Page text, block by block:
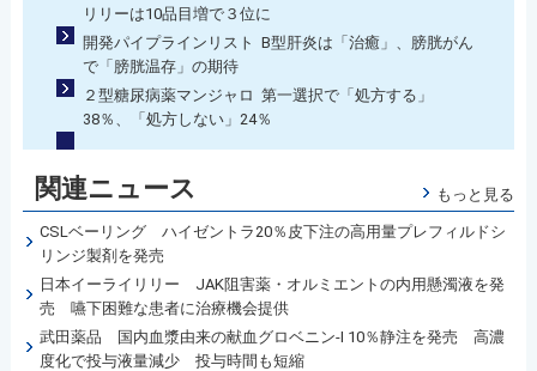
リリーは10品目増で３位に
開発パイプラインリスト B型肝炎は「治癒」、膀胱がん
で「膀胱温存」の期待
２型糖尿病薬マンジャロ 第一選択で「処方する」
38％、「処方しない」24％
関連ニュース もっと見る
CSLベーリング ハイゼントラ20％皮下注の高用量プレフィルドシ
リンジ製剤を発売
日本イーライリリー JAK阻害薬・オルミエントの内用懸濁液を発
売 嚥下困難な患者に治療機会提供
武田薬品 国内血漿由来の献血グロベニン-I 10％静注を発売 高濃
度化で投与液量減少 投与時間も短縮